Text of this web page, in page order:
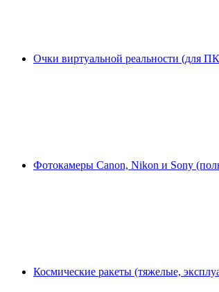
Очки виртуальной реальности (для
Фотокамеры Canon, Nikon и Sony
Космические ракеты (тяжелые,